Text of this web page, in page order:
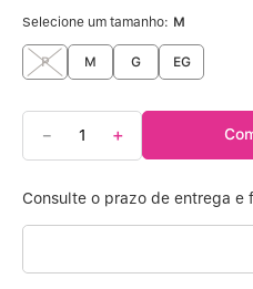
Selecione um tamanho: M
P M G EG
＋
－
10º Sutiã Bojo Aro